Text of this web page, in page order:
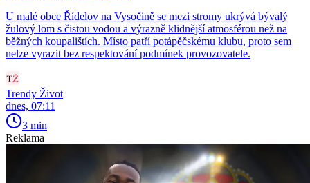
U malé obce Řídelov na Vysočině se mezi stromy ukrývá bývalý
žulový lom s čistou vodou a výrazně klidnější atmosférou než na
běžných koupalištích. Místo patří potápěčskému klubu, proto sem
nelze vyrazit bez respektování podmínek provozovatele.
Trendy Život
dnes, 07:11
3 min
Reklama